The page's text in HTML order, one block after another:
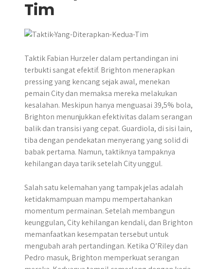
Tim
Taktik Fabian Hurzeler dalam pertandingan ini
terbukti sangat efektif. Brighton menerapkan
pressing yang kencang sejak awal, menekan
pemain City dan memaksa mereka melakukan
kesalahan. Meskipun hanya menguasai 39,5% bola,
Brighton menunjukkan efektivitas dalam serangan
balik dan transisi yang cepat. Guardiola, di sisi lain,
tiba dengan pendekatan menyerang yang solid di
babak pertama. Namun, taktiknya tampaknya
kehilangan daya tarik setelah City unggul.
Salah satu kelemahan yang tampak jelas adalah
ketidakmampuan mampu mempertahankan
momentum permainan. Setelah membangun
keunggulan, City kehilangan kendali, dan Brighton
memanfaatkan kesempatan tersebut untuk
mengubah arah pertandingan. Ketika O’Riley dan
Pedro masuk, Brighton memperkuat serangan